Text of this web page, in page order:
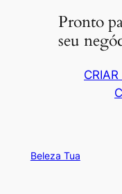
Pronto
seu
Beleza Tua